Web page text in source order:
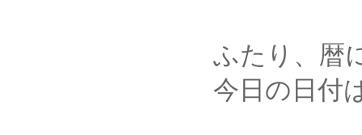
ふたり、暦に目
今日の日付は、明治